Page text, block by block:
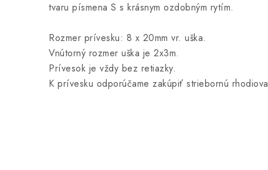
tvaru písmena S s krásnym ozdobným rytím.
Rozmer prívesku: 8 x 20mm vr. uška.
Vnútorný rozmer uška je 2x3m.
Prívesok je vždy bez retiazky.
K prívesku odporúčame zakúpiť striebornú